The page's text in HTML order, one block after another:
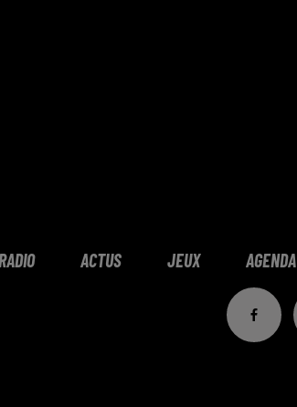
ACTUS JEUX AGENDA